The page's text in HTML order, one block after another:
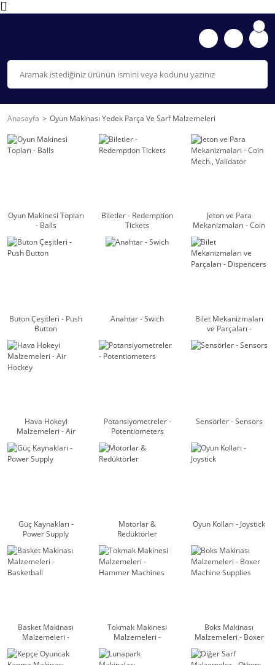
Anasayfa Oyun Makinası Yedek Parça Ve Sarf Malzemeleri
Oyun Makinesi Topları
- Balls
Biletler - Redemption
Tickets
Jeton ve Para
Mekanizmaları - Coin
Buton Çeşitleri - Push
Button
Anahtar - Swich
Bilet Mekanizmaları
ve Parçaları -
Hava Hokeyi
Malzemeleri - Air
Potansiyometreler -
Potentiometers
Sensörler - Sensors
Güç Kaynakları -
Power Supply
Motorlar &
Redüktörler
Oyun Kolları - Joystick
Basket Makinası
Malzemeleri -
Tokmak Makinesi
Malzemeleri -
Hammer Machines
Boks Makinası
Malzemeleri - Boxer